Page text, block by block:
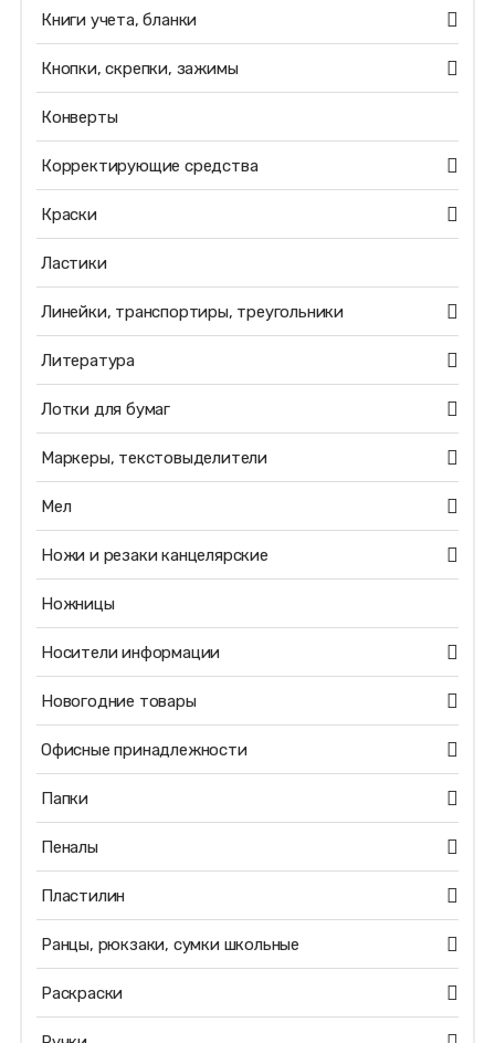
Книги учета, бланки
Кнопки, скрепки, зажимы
Конверты
Корректирующие средства
Краски
Ластики
Линейки, транспортиры, треугольники
Литература
Лотки для бумаг
Маркеры, текстовыделители
Мел
Ножи и резаки канцелярские
Ножницы
Носители информации
Новогодние товары
Офисные принадлежности
Папки
Пеналы
Пластилин
Ранцы, рюкзаки, сумки школьные
Раскраски